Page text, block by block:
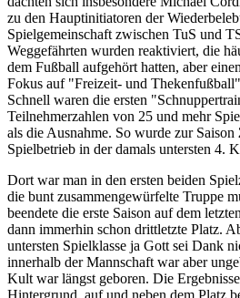
zu den Hauptinitiatoren der
Spielgemeinschaft zwischen TuS und
Weggefährten wurden reaktiviert, die
dem Fußball aufgehört hatten, aber
Fokus auf "Freizeit- und
Schnell waren die ersten
Teilnehmerzahlen von 25 und mehr
als die Ausnahme. So wurde zur Saison
Spielbetrieb in der damals untersten 4.
Dort war man in den ersten beiden
die bunt zusammengewürfelte Truppe
beendete die erste Saison auf dem
dann immerhin schon drittletzte Platz.
untersten Spielklasse ja Gott sei Dank
innerhalb der Mannschaft war aber
Kult war längst geboren. Die
Hintergrund, auf und neben dem Platz